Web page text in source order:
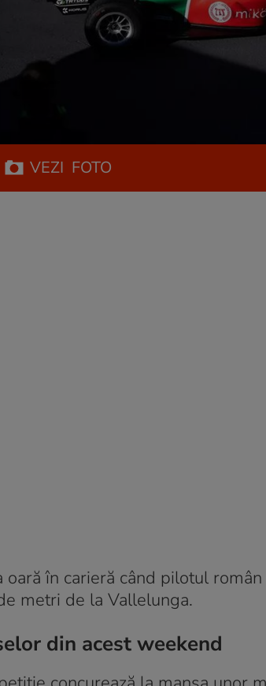
VEZI FOTO
oară în carieră când pilotul
metri de la Vallelunga.
din acest weekend